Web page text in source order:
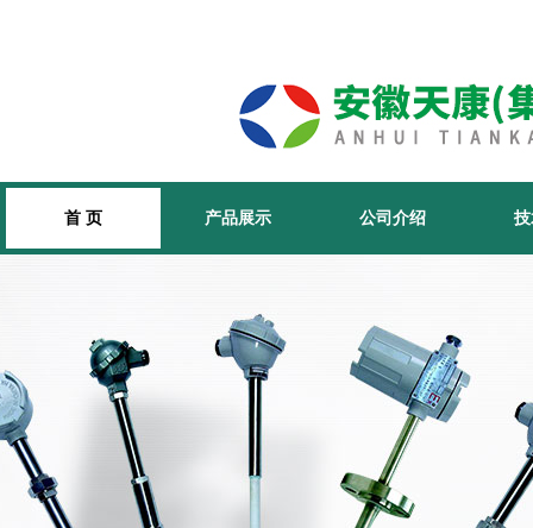
首 页 产品展示 公司介绍